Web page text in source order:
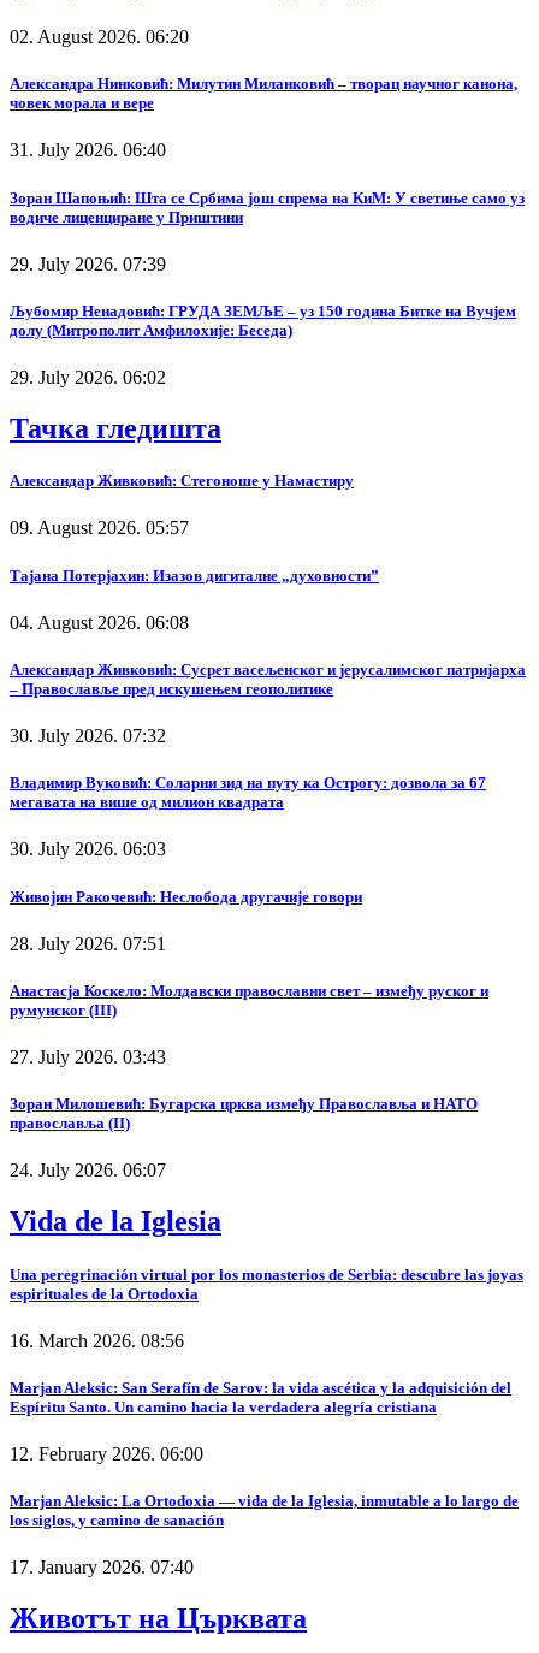
02. August 2026. 06:20
Александра Нинковић: Милутин Миланковић – творац научног канона,
човек морала и вере
31. July 2026. 06:40
Зоран Шапоњић: Шта се Србима још спрема на КиМ: У светиње само уз
водиче лиценциране у Приштини
29. July 2026. 07:39
Љубомир Ненадовић: ГРУДА ЗЕМЉЕ – уз 150 година Битке на Вучјем
долу (Митрополит Амфилохије: Беседа)
29. July 2026. 06:02
Тачка гледишта
Александар Живковић: Стегоноше у Намастиру
09. August 2026. 05:57
Тајана Потерјахин: Изазов дигиталне „духовности”
04. August 2026. 06:08
Александар Живковић: Сусрет васељенског и јерусалимског патријарха
– Православље пред искушењем геополитике
30. July 2026. 07:32
Владимир Вуковић: Соларни зид на путу ка Острогу: дозвола за 67
мегавата на више од милион квадрата
30. July 2026. 06:03
Живојин Ракочевић: Неслобода другачије говори
28. July 2026. 07:51
Анастасја Коскело: Молдавски православни свет – између руског и
румунског (III)
27. July 2026. 03:43
Зоран Милошевић: Бугарска црква између Православља и НАТО
православља (II)
24. July 2026. 06:07
Vida de la Iglesia
Una peregrinación virtual por los monasterios de Serbia: descubre las joyas
espirituales de la Ortodoxia
16. March 2026. 08:56
Marjan Aleksic: San Serafín de Sarov: la vida ascética y la adquisición del
Espíritu Santo. Un camino hacia la verdadera alegría cristiana
12. February 2026. 06:00
Marjan Aleksic: La Ortodoxia — vida de la Iglesia, inmutable a lo largo de
los siglos, y camino de sanación
17. January 2026. 07:40
Животът на Църквата